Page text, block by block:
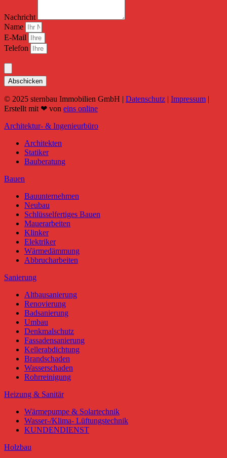
Nachricht
Name
E-Mail
Telefon
Abschicken
© 2025 sternbau Immobilien GmbH | Datenschutz | Impressum |
Erstellt mit ❤ von eins online
Architektur- & Ingenieurbüro
Architekten
Statiker
Bauberatung
Bauen
Bauunternehmen
Neubau
Schlüsselfertiges Bauen
Mauerarbeiten
Klinker
Elektriker
Wärmedämmung
Abbrucharbeiten
Sanierung
Altbausanierung
Renovierung
Badsanierung
Umbau
Denkmalschutz
Fassadensanierung
Kellerabdichtung
Brandschaden
Wasserschaden
Rohrreinigung
Heizung & Sanitär
Wärmepumpe & Solartechnik
Wasser-/Klima- Lüftungstechnik
KUNDENDIENST
Holzbau